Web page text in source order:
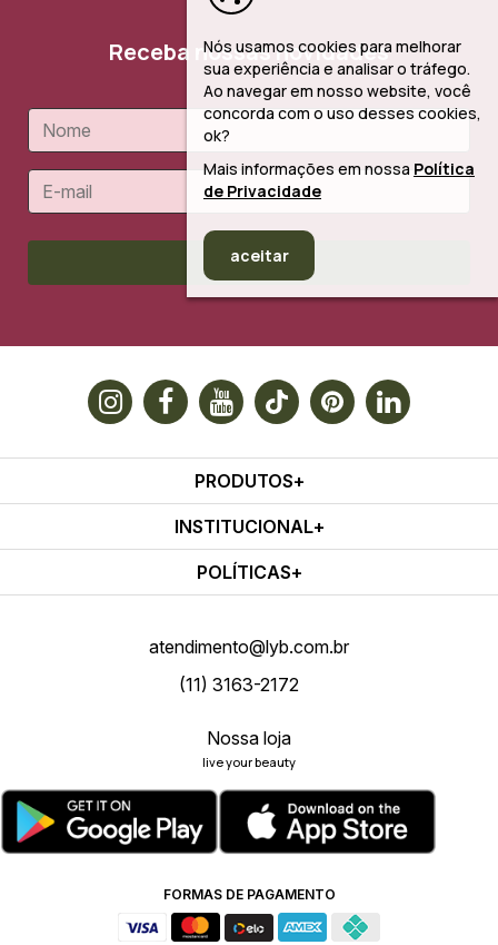
Receba nossas novidades
Cadastrar
PRODUTOS
INSTITUCIONAL
POLÍTICAS
atendimento@lyb.com.br
(11) 3163-2172
Nossa loja
live your beauty
FORMAS DE PAGAMENTO
Nós usamos cookies para melhorar
sua experiência e analisar o tráfego.
Ao navegar em nosso website, você
concorda com o uso desses cookies,
ok?
Mais informações em nossa Política
de Privacidade
aceitar